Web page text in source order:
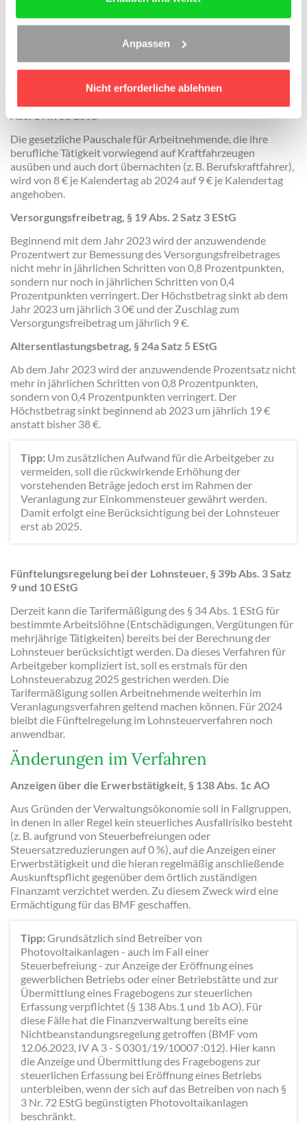
Anpassen
Nicht erforderliche ablehnen
Einkommensteuer nach § 34a Abs. 1 EStG entnommen
werden, erhöht werden. Damit steht künftig ein höheres
Thesaurierungsvolumen zur Verfügung.
Änderungen Lohnsteuer
Abs. 1 Nr. 5b EStG
Die gesetzliche Pauschale für Arbeitnehmende, die ihre
berufliche Tätigkeit vorwiegend auf Kraftfahrzeugen
ausüben und auch dort übernachten (z. B. Berufskraftfahrer),
wird von 8 € je Kalendertag ab 2024 auf 9 € je Kalendertag
angehoben.
Versorgungsfreibetrag, § 19 Abs. 2 Satz 3 EStG
Beginnend mit dem Jahr 2023 wird der anzuwendende
Prozentwert zur Bemessung des Versorgungsfreibetrages
nicht mehr in jährlichen Schritten von 0,8 Prozentpunkten,
sondern nur noch in jährlichen Schritten von 0,4
Prozentpunkten verringert. Der Höchstbetrag sinkt ab dem
Jahr 2023 um jährlich 3 0€ und der Zuschlag zum
Versorgungsfreibetrag um jährlich 9 €.
Altersentlastungsbetrag, § 24a Satz 5 EStG
Ab dem Jahr 2023 wird der anzuwendende Prozentsatz nicht
mehr in jährlichen Schritten von 0,8 Prozentpunkten,
sondern von 0,4 Prozentpunkten verringert. Der
Höchstbetrag sinkt beginnend ab 2023 um jährlich 19 €
anstatt bisher 38 €.
Tipp: Um zusätzlichen Aufwand für die Arbeitgeber zu
vermeiden, soll die rückwirkende Erhöhung der
vorstehenden Beträge jedoch erst im Rahmen der
Veranlagung zur Einkommensteuer gewährt werden.
Damit erfolgt eine Berücksichtigung bei der Lohnsteuer
erst ab 2025.
Fünftelungsregelung bei der Lohnsteuer, § 39b Abs. 3 Satz
9 und 10 EStG
Derzeit kann die Tarifermäßigung des § 34 Abs. 1 EStG für
bestimmte Arbeitslöhne (Entschädigungen, Vergütungen für
mehrjährige Tätigkeiten) bereits bei der Berechnung der
Lohnsteuer berücksichtigt werden. Da dieses Verfahren für
Arbeitgeber kompliziert ist, soll es erstmals für den
Lohnsteuerabzug 2025 gestrichen werden. Die
Tarifermäßigung sollen Arbeitnehmende weiterhin im
Veranlagungs­verfahren geltend machen können. Für 2024
bleibt die Fünftelregelung im Lohnsteuerverfahren noch
anwendbar.
Änderungen im Verfahren
Anzeigen über die Erwerbstätigkeit, § 138 Abs. 1c AO
Aus Gründen der Verwaltungsökonomie soll in Fallgruppen,
in denen in aller Regel kein steuerliches Ausfallrisiko besteht
(z. B. aufgrund von Steuerbefreiungen oder
Steuersatzreduzierungen auf 0 %), auf die Anzeigen einer
Erwerbstätigkeit und die hieran regelmäßig anschließende
Auskunftspflicht gegenüber dem örtlich zuständigen
Finanzamt verzichtet werden. Zu diesem Zweck wird eine
Ermächtigung für das BMF geschaffen.
Tipp: Grundsätzlich sind Betreiber von
Photovoltaikanlagen - auch im Fall einer
Steuerbefreiung - zur Anzeige der Eröffnung eines
gewerblichen Betriebs oder einer Betriebstätte und zur
Übermittlung eines Fragebogens zur steuerlichen
Erfassung verpflichtet (§ 138 Abs.1 und 1b AO). Für
diese Fälle hat die Finanzverwaltung bereits eine
Nichtbeanstandungsregelung getroffen (BMF vom
12.06.2023, IV A 3 - S 0301/19/10007 :012). Hier kann
die Anzeige und Übermittlung des Fragebogens zur
steuerlichen Erfassung bei Eröffnung eines Betriebs
unterbleiben, wenn der sich auf das Betreiben von nach §
3 Nr. 72 EStG begünstigten Photovoltaikanlagen
beschränkt.